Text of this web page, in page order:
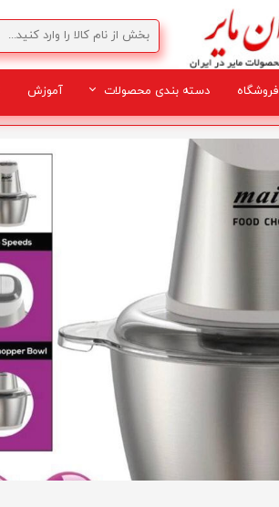
فروشگاه دسته بندی محصولات
لوازم برقی
آموزش